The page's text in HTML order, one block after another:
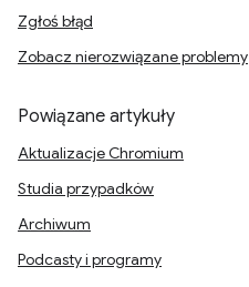
Zgłoś błąd
Zobacz nierozwiązane problemy
Powiązane artykuły
Aktualizacje Chromium
Studia przypadków
Archiwum
Podcasty i programy